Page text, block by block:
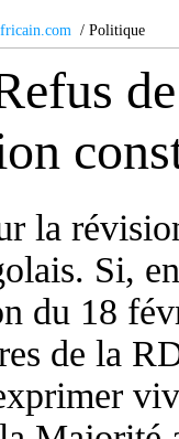
/ Politique
la
Si,
du 18
de la